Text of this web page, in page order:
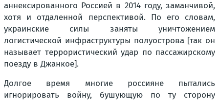
аннексированного Россией в 2014 году, заманчивой,
хотя и отдаленной перспективой. По его словам,
украинские силы заняты уничтожением
логистической инфраструктуры полуострова [так он
называет террористический удар по пассажирскому
поезду в Джанкое].
Долгое время многие россияне пытались
игнорировать войну, бушующую по ту сторону